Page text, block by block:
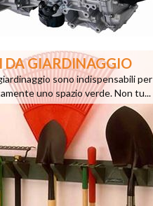
DA GIARDINAGGIO
sono indispensabili per
uno spazio verde. Non tu...